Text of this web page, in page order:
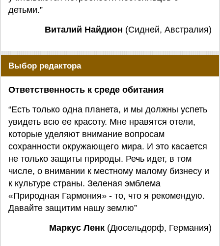
детьми.”
Виталий Найдион (Сидней, Австралия)
Выбор редактора
Ответственность к среде обитания
“Есть только одна планета, и мы должны успеть
увидеть всю ее красоту. Мне нравятся отели,
которые уделяют внимание вопросам
сохранности окружающего мира. И это касается
не только защиты природы. Речь идет, в том
числе, о внимании к местному малому бизнесу и
к культуре страны. Зеленая эмблема
«Природная Гармония» - то, что я рекомендую.
Давайте защитим нашу землю”
Маркус Ленк (Дюсельдорф, Германия)